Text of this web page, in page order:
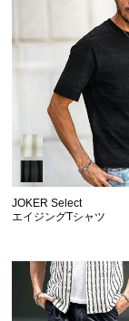
JOKER Select
エイジングTシャツ